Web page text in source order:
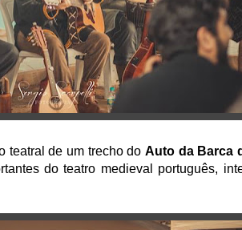
teatral de um trecho do Auto da Barca
do teatro medieval português,